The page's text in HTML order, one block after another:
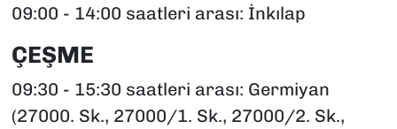
09:00 - 14:00 saatleri arası: İnkılap
ÇEŞME
09:30 - 15:30 saatleri arası: Germiyan
(27000. Sk., 27000/1. Sk., 27000/2. Sk.,